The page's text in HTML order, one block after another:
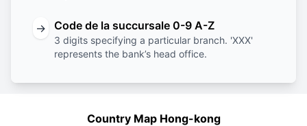
→ Code de la succursale 0-9 A-Z
3 digits specifying a particular branch. 'XXX'
represents the bank’s head office.
Country Map Hong-kong